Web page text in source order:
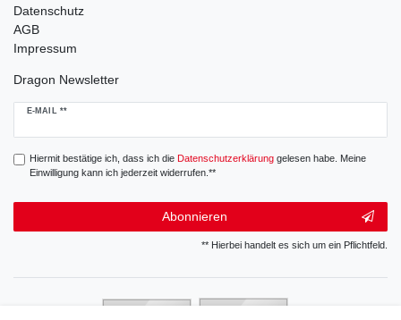
Datenschutz
AGB
Impressum
Dragon Newsletter
E-MAIL **
Newsletter
Hiermit bestätige ich, dass ich die Daten­schutz­erklärunggelesen habe. Meine
Einwilligung kann ich jederzeit widerrufen.**
Abonnieren
** Hierbei handelt es sich um ein Pflichtfeld.